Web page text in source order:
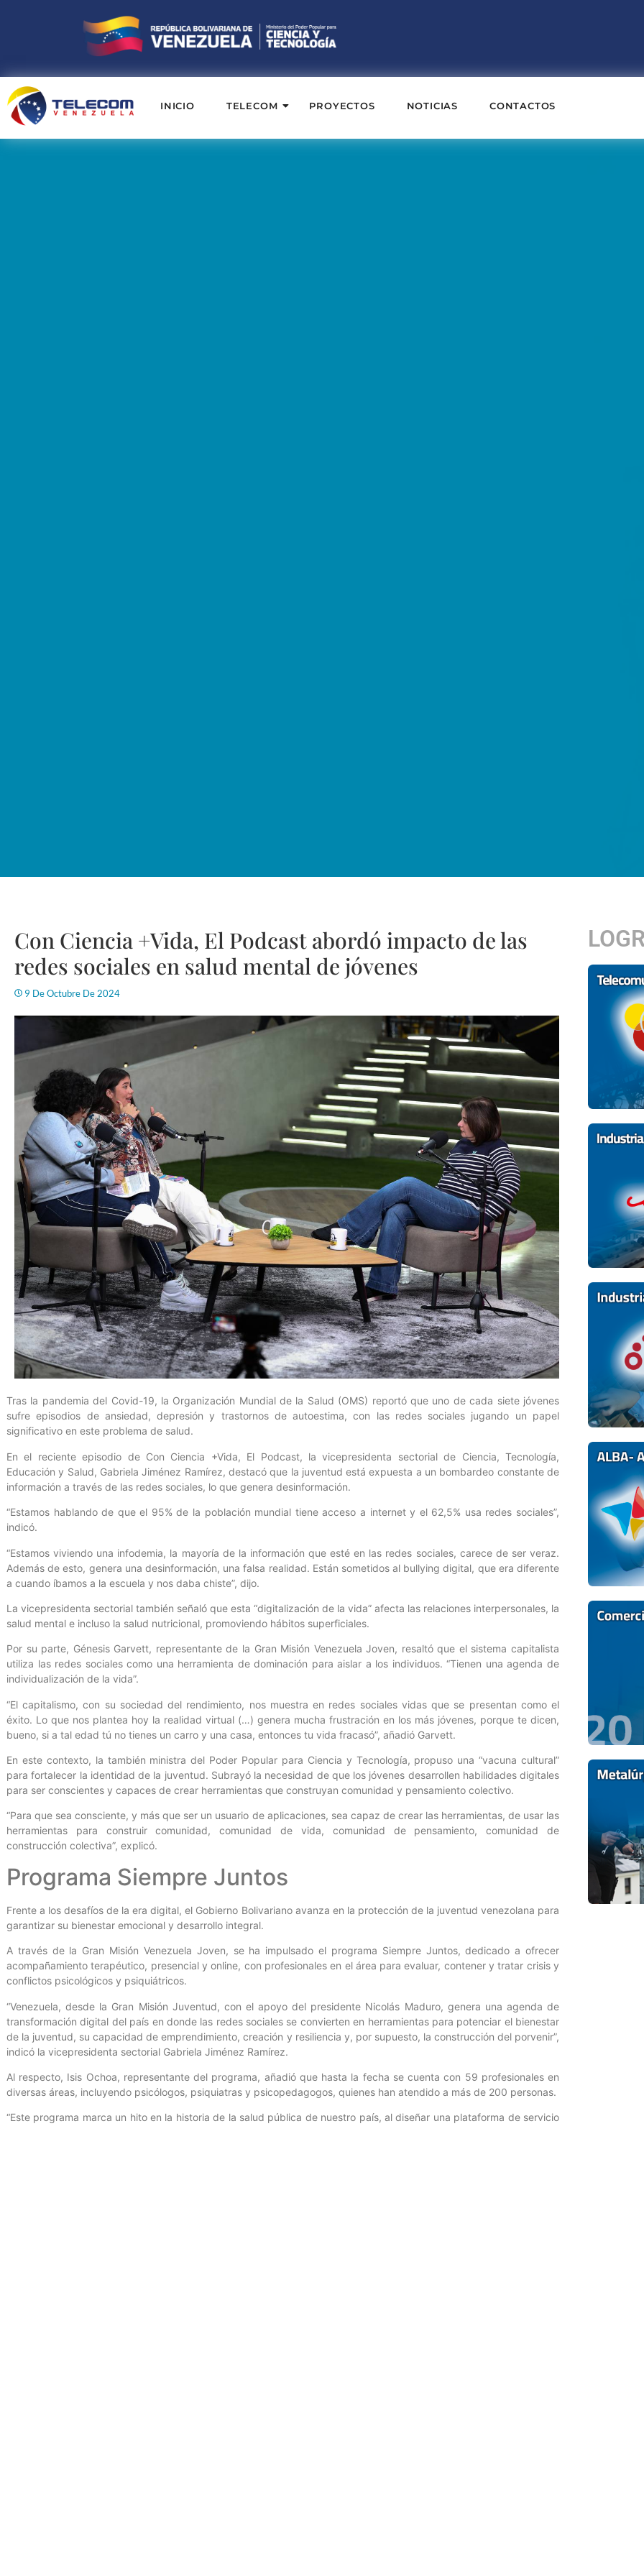
INICIO TELECOM PROYECTOS NOTICIAS CONTACTOS
Con Ciencia +Vida, El Podcast abordó impacto de las
redes sociales en salud mental de jóvenes
9 De Octubre De 2024
Tras la pandemia del Covid-19, la Organización Mundial de la Salud (OMS) reportó que uno de cada siete jóvenes
sufre episodios de ansiedad, depresión y trastornos de autoestima, con las redes sociales jugando un papel
significativo en este problema de salud.
En el reciente episodio de Con Ciencia +Vida, El Podcast, la vicepresidenta sectorial de Ciencia, Tecnología,
Educación y Salud, Gabriela Jiménez Ramírez, destacó que la juventud está expuesta a un bombardeo constante de
información a través de las redes sociales, lo que genera desinformación.
“Estamos hablando de que el 95% de la población mundial tiene acceso a internet y el 62,5% usa redes sociales”,
indicó.
“Estamos viviendo una infodemia, la mayoría de la información que esté en las redes sociales, carece de ser veraz.
Además de esto, genera una desinformación, una falsa realidad. Están sometidos al bullying digital, que era diferente
a cuando íbamos a la escuela y nos daba chiste”, dijo.
La vicepresidenta sectorial también señaló que esta “digitalización de la vida” afecta las relaciones interpersonales, la
salud mental e incluso la salud nutricional, promoviendo hábitos superficiales.
Por su parte, Génesis Garvett, representante de la Gran Misión Venezuela Joven, resaltó que el sistema capitalista
utiliza las redes sociales como una herramienta de dominación para aislar a los individuos. “Tienen una agenda de
individualización de la vida”.
“El capitalismo, con su sociedad del rendimiento, nos muestra en redes sociales vidas que se presentan como el
éxito. Lo que nos plantea hoy la realidad virtual (…) genera mucha frustración en los más jóvenes, porque te dicen,
bueno, si a tal edad tú no tienes un carro y una casa, entonces tu vida fracasó”, añadió Garvett.
En este contexto, la también ministra del Poder Popular para Ciencia y Tecnología, propuso una “vacuna cultural”
para fortalecer la identidad de la juventud. Subrayó la necesidad de que los jóvenes desarrollen habilidades digitales
para ser conscientes y capaces de crear herramientas que construyan comunidad y pensamiento colectivo.
“Para que sea consciente, y más que ser un usuario de aplicaciones, sea capaz de crear las herramientas, de usar las
herramientas para construir comunidad, comunidad de vida, comunidad de pensamiento, comunidad de
construcción colectiva”, explicó.
Programa Siempre Juntos
Frente a los desafíos de la era digital, el Gobierno Bolivariano avanza en la protección de la juventud venezolana para
garantizar su bienestar emocional y desarrollo integral.
A través de la Gran Misión Venezuela Joven, se ha impulsado el programa Siempre Juntos, dedicado a ofrecer
acompañamiento terapéutico, presencial y online, con profesionales en el área para evaluar, contener y tratar crisis y
conflictos psicológicos y psiquiátricos.
“Venezuela, desde la Gran Misión Juventud, con el apoyo del presidente Nicolás Maduro, genera una agenda de
transformación digital del país en donde las redes sociales se convierten en herramientas para potenciar el bienestar
de la juventud, su capacidad de emprendimiento, creación y resiliencia y, por supuesto, la construcción del porvenir”,
indicó la vicepresidenta sectorial Gabriela Jiménez Ramírez.
Al respecto, Isis Ochoa, representante del programa, añadió que hasta la fecha se cuenta con 59 profesionales en
diversas áreas, incluyendo psicólogos, psiquiatras y psicopedagogos, quienes han atendido a más de 200 personas.
“Este programa marca un hito en la historia de la salud pública de nuestro país, al diseñar una plataforma de servicio